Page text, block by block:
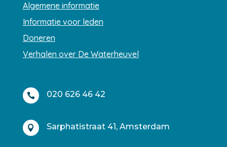
Algemene informatie
Informatie voor leden
Doneren
Verhalen over De Waterheuvel
 020 626 46 42
 Sarphatistraat 41, Amsterdam